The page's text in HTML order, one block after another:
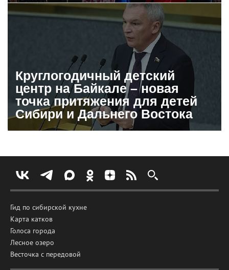
Круглогодичный детский
центр на Байкале – новая
точка притяжения для детей
Сибири и Дальнего Востока
Гид по сибирской кухне
Карта катков
Голоса города
Лесное озеро
Весточка с передовой